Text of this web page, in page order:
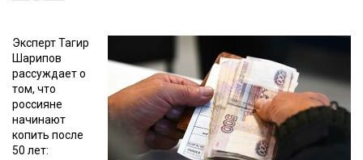
Эксперт Тагир
Шарипов
рассуждает о
том, что
россияне
начинают
копить после
50 лет: